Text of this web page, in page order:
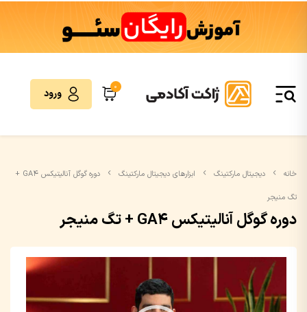
0
ورود
خانه دیجیتال مارکتینگ ابزارهای دیجیتال مارکتینگ
دوره گوگل آنالیتیکس GA4 +
تگ منیجر
دوره گوگل آنالیتیکس GA4 + تگ منیجر
نمایشگر
ویدیو